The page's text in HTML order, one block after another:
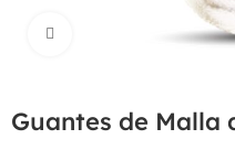
Haga Click para
Guantes de Malla